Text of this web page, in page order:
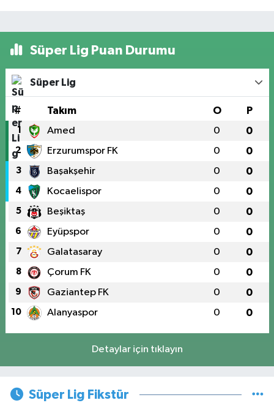
Süper Lig Puan Durumu
Süper Lig
# Takım O P
1 Amed 0 0
2 Erzurumspor FK 0 0
3 Başakşehir 0 0
4 Kocaelispor 0 0
5 Beşiktaş 0 0
6 Eyüpspor 0 0
7 Galatasaray 0 0
8 Çorum FK 0 0
9 Gaziantep FK 0 0
10 Alanyaspor 0 0
Detaylar için tıklayın
Süper Lig Fikstür